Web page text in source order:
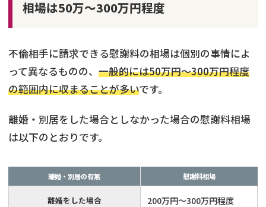
相場は50万～300万円程度
不倫相手に請求できる慰謝料の相場は個別の事情によ
って異なるものの、 一般的には50万円〜300万円程度
の範囲内に収まることが多いです。
離婚・別居をした場合としなかった場合の慰謝料相場
は以下のとおりです。
離婚・別居の有無 慰謝料相場
離婚をした場合 200万円～300万円程度